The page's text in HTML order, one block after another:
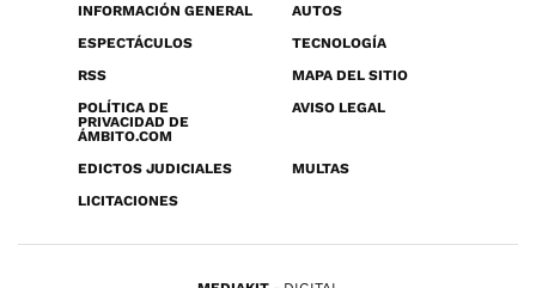
INFORMACIÓN GENERAL
AUTOS
ESPECTÁCULOS
TECNOLOGÍA
RSS
MAPA DEL SITIO
POLÍTICA DE
PRIVACIDAD DE
ÁMBITO.COM
AVISO LEGAL
EDICTOS JUDICIALES
MULTAS
LICITACIONES